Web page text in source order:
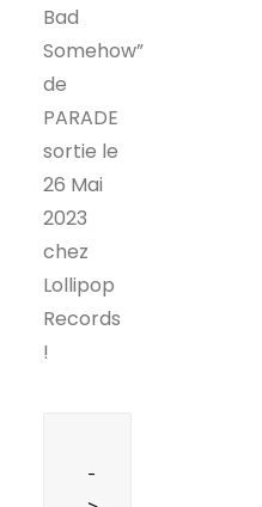
Bad
Somehow”
de
PARADE
sortie le
26 Mai
2023
chez
Lollipop
Records
!
-